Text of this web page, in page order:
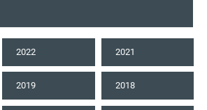
2022 2021
2019 2018